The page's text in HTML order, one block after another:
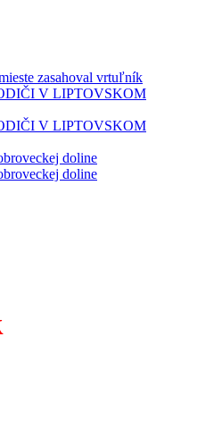
zasahoval vrtuľník
V LIPTOVSKOM
V LIPTOVSKOM
doline
doline